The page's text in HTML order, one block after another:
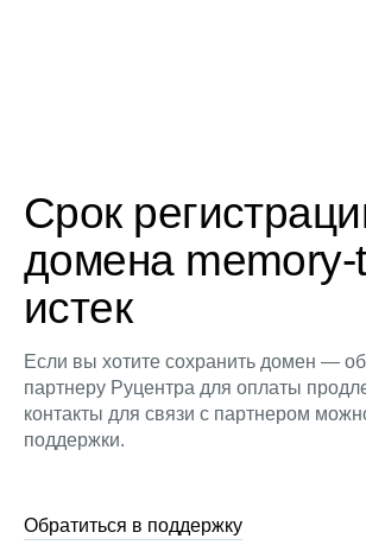
Срок
домена memory-
истек
Если вы хотите сохранить домен —
партнеру Руцентра для оплаты
контакты для связи с партнером
поддержки.
Обратиться в поддержку